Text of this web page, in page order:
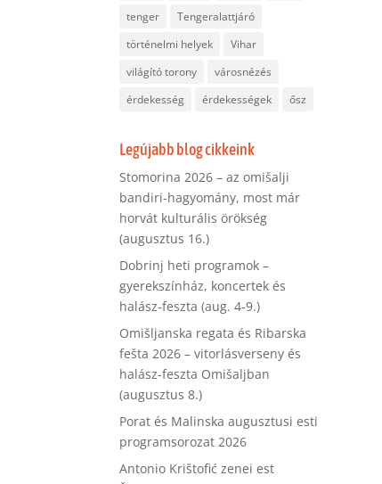
tenger
Tengeralattjáró
történelmi helyek
Vihar
világító torony
városnézés
érdekesség
érdekességek ősz
Legújabb blog cikkeink
Stomorina 2026 – az omišalji
bandiri-hagyomány, most már
horvát kulturális örökség
(augusztus 16.)
Dobrinj heti programok –
gyerekszínház, koncertek és
halász-feszta (aug. 4-9.)
Omišljanska regata és Ribarska
fešta 2026 – vitorlásverseny és
halász-feszta Omišaljban
(augusztus 8.)
Porat és Malinska augusztusi esti
programsorozat 2026
Antonio Krištofić zenei est